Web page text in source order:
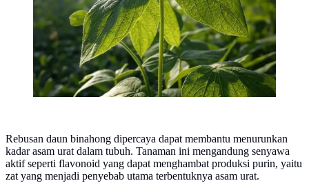
Rebusan daun binahong dipercaya dapat membantu menurunkan
kadar asam urat dalam tubuh. Tanaman ini mengandung senyawa
aktif seperti flavonoid yang dapat menghambat produksi purin, yaitu
zat yang menjadi penyebab utama terbentuknya asam urat.